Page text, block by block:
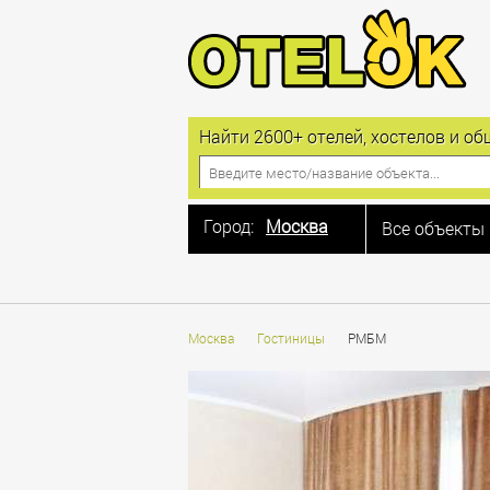
Город: Москва
Анапа
Балашиха
Все объекты
Найти 2600+ отелей, хостелов и
Москва Гостиницы РМБМ